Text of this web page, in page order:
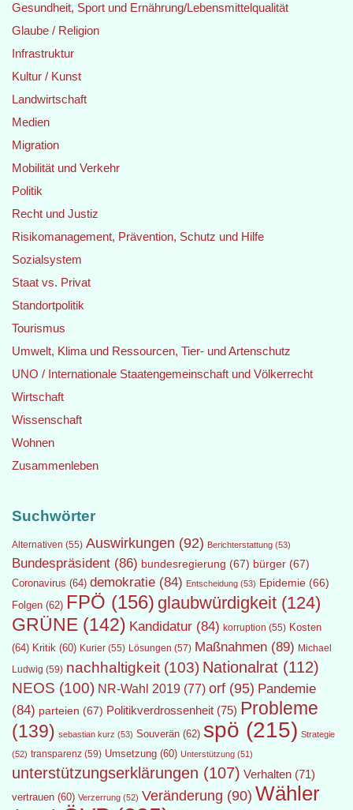
Gesundheit, Sport und Ernährung/Lebensmittelqualität
Glaube / Religion
Infrastruktur
Kultur / Kunst
Landwirtschaft
Medien
Migration
Mobilität und Verkehr
Politik
Recht und Justiz
Risikomanagement, Prävention, Schutz und Hilfe
Sozialsystem
Staat vs. Privat
Standortpolitik
Tourismus
Umwelt, Klima und Ressourcen, Tier- und Artenschutz
UNO / Internationale Staatengemeinschaft und Völkerrecht
Wirtschaft
Wissenschaft
Wohnen
Zusammenleben
Suchwörter
Alternativen (55) Auswirkungen (92) Berichterstattung (53)
Bundespräsident (86) bundesregierung (67) bürger (67)
Coronavirus (64) demokratie (84) Entscheidung (53) Epidemie (66)
Folgen (62) FPÖ (156) glaubwürdigkeit (124)
GRÜNE (142) Kandidatur (84) korruption (55) Kosten
(64) Kritik (60) Kurier (55) Lösungen (57) Maßnahmen (89) Michael
Ludwig (59) nachhaltigkeit (103) Nationalrat (112)
NEOS (100) NR-Wahl 2019 (77) orf (95) Pandemie
(84) parteien (67) Politikverdrossenheit (75) Probleme
(139) sebastian kurz (53) Souverän (62) spö (215) Strategie
(52) transparenz (59) Umsetzung (60) Unterstützung (51)
unterstützungserklärungen (107) Verhalten (71)
vertrauen (60) Verzerrung (52) Veränderung (90) Wähler